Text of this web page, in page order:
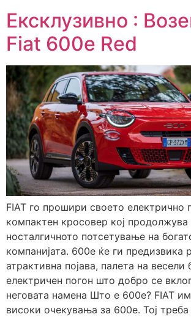
Ексклузивно :
Fiat 600e Red
FIAT го прошири своето електрично
компактен кросовер кој продолжува
носталгичното потсетување на
компанијата. 600е ќе ги предизвика
атрактивна појава, палета на весели
електричен погон што добро се
неговата намена Што е 600е? FIAT
високи очекувања за 600e. Тој